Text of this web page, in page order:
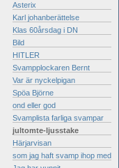
Asterix
Karl johanberättelse
Klas 60årsdag i DN
Bild
HITLER
Svampplockaren Bernt
Var är nyckelpigan
Spöa Björne
ond eller god
Svamplista farliga svampar
jultomte-ljusstake
Härjarvisan
som jag haft svamp ihop med